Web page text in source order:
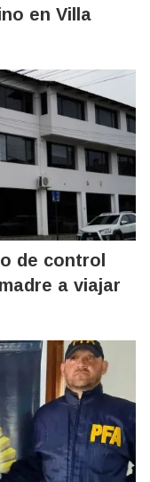
en Villa
de control
a viajar